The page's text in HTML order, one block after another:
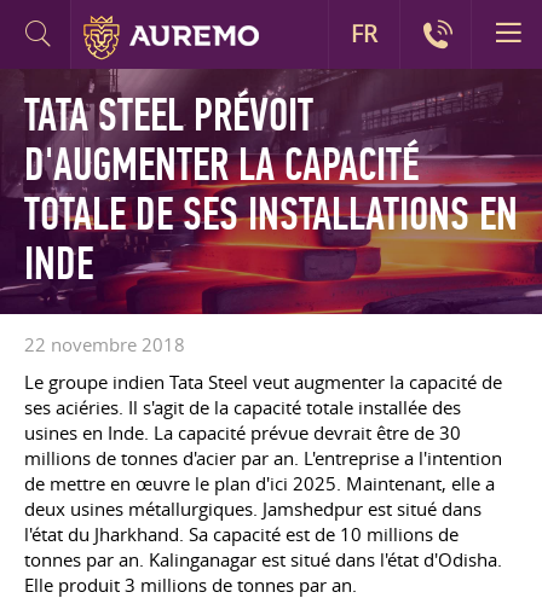
TATA STEEL PRÉVOIT
D'AUGMENTER LA CAPACITÉ
TOTALE DE SES INSTALLATIONS EN
INDE
22 novembre 2018
Le groupe indien Tata Steel veut augmenter la capacité de
ses aciéries. Il s'agit de la capacité totale installée des
usines en Inde. La capacité prévue devrait être de 30
millions de tonnes d'acier par an. L'entreprise a l'intention
de mettre en œuvre le plan d'ici 2025. Maintenant, elle a
deux usines métallurgiques. Jamshedpur est situé dans
l'état du Jharkhand. Sa capacité est de 10 millions de
tonnes par an. Kalinganagar est situé dans l'état d'Odisha.
Elle produit 3 millions de tonnes par an.
FR